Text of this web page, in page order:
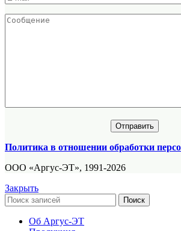
Политика в отношении обработки
ООО «Аргус-ЭТ», 1991-2026
Закрыть
Поиск
Об Аргус-ЭТ